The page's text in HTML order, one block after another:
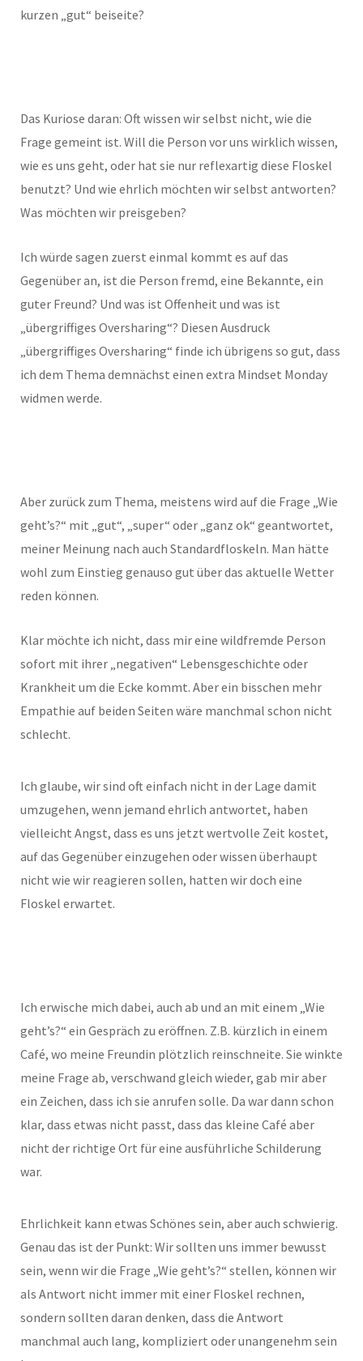
kurzen „gut“ beiseite?
Das Kuriose daran: Oft wissen wir selbst nicht, wie die
Frage gemeint ist. Will die Person vor uns wirklich wissen,
wie es uns geht, oder hat sie nur reflexartig diese Floskel
benutzt? Und wie ehrlich möchten wir selbst antworten?
Was möchten wir preisgeben?
Ich würde sagen zuerst einmal kommt es auf das
Gegenüber an, ist die Person fremd, eine Bekannte, ein
guter Freund? Und was ist Offenheit und was ist
„übergriffiges Oversharing“? Diesen Ausdruck
„übergriffiges Oversharing“ finde ich übrigens so gut, dass
ich dem Thema demnächst einen extra Mindset Monday
widmen werde.
Aber zurück zum Thema, meistens wird auf die Frage „Wie
geht’s?“ mit „gut“, „super“ oder „ganz ok“ geantwortet,
meiner Meinung nach auch Standardfloskeln. Man hätte
wohl zum Einstieg genauso gut über das aktuelle Wetter
reden können.
Klar möchte ich nicht, dass mir eine wildfremde Person
sofort mit ihrer „negativen“ Lebensgeschichte oder
Krankheit um die Ecke kommt. Aber ein bisschen mehr
Empathie auf beiden Seiten wäre manchmal schon nicht
schlecht.
Ich glaube, wir sind oft einfach nicht in der Lage damit
umzugehen, wenn jemand ehrlich antwortet, haben
vielleicht Angst, dass es uns jetzt wertvolle Zeit kostet,
auf das Gegenüber einzugehen oder wissen überhaupt
nicht wie wir reagieren sollen, hatten wir doch eine
Floskel erwartet.
Ich erwische mich dabei, auch ab und an mit einem „Wie
geht’s?“ ein Gespräch zu eröffnen. Z.B. kürzlich in einem
Café, wo meine Freundin plötzlich reinschneite. Sie winkte
meine Frage ab, verschwand gleich wieder, gab mir aber
ein Zeichen, dass ich sie anrufen solle. Da war dann schon
klar, dass etwas nicht passt, dass das kleine Café aber
nicht der richtige Ort für eine ausführliche Schilderung
war.
Ehrlichkeit kann etwas Schönes sein, aber auch schwierig.
Genau das ist der Punkt: Wir sollten uns immer bewusst
sein, wenn wir die Frage „Wie geht’s?“ stellen, können wir
als Antwort nicht immer mit einer Floskel rechnen,
sondern sollten daran denken, dass die Antwort
manchmal auch lang, kompliziert oder unangenehm sein